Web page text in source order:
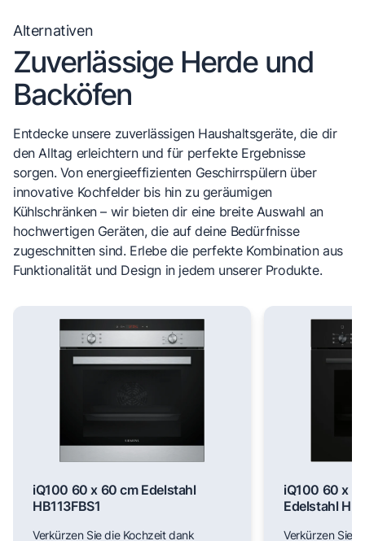
Alternativen
Zuverlässige Herde und
Backöfen
Entdecke unsere zuverlässigen Haushaltsgeräte, die dir
den Alltag erleichtern und für perfekte Ergebnisse
sorgen. Von energieeffizienten Geschirrspülern über
innovative Kochfelder bis hin zu geräumigen
Kühlschränken – wir bieten dir eine breite Auswahl an
hochwertigen Geräten, die auf deine Bedürfnisse
zugeschnitten sind. Erlebe die perfekte Kombination aus
Funktionalität und Design in jedem unserer Produkte.
iQ100 60 x 60 cm Edelstahl
HB113FBS1
Verkürzen Sie die Kochzeit dank
iQ100 60 x
Edelstahl
Verkürzen Sie